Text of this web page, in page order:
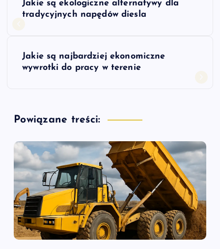
a
c
a
w
p
Jakie są ekologiczne alternatywy dla
tradycyjnych napędów diesla
Jakie są najbardziej ekonomiczne
wywrotki do pracy w terenie
Powiązane treści: